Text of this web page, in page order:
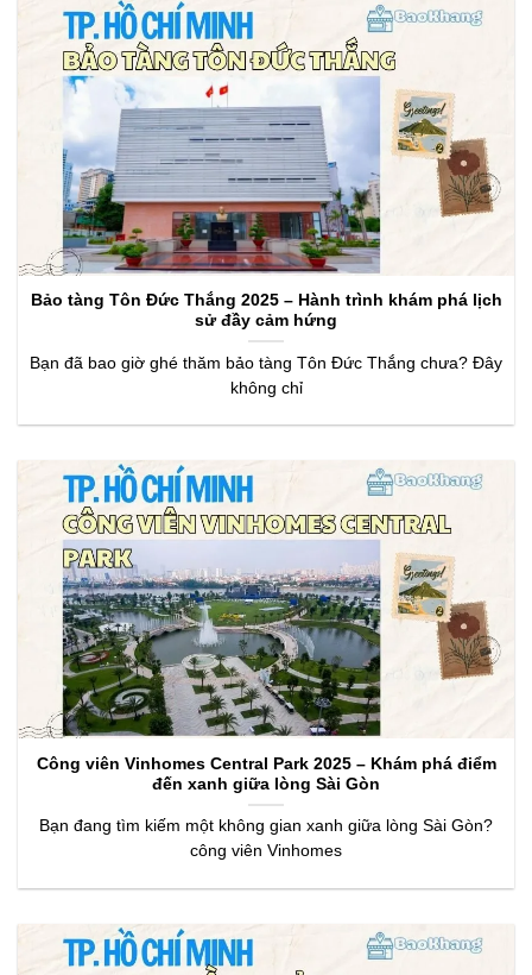
Bảo tàng Tôn Đức Thắng 2025 – Hành trình khám phá lịch
sử đầy cảm hứng
Bạn đã bao giờ ghé thăm bảo tàng Tôn Đức Thắng chưa? Đây
không chỉ
Công viên Vinhomes Central Park 2025 – Khám phá điểm
đến xanh giữa lòng Sài Gòn
Bạn đang tìm kiếm một không gian xanh giữa lòng Sài Gòn?
công viên Vinhomes